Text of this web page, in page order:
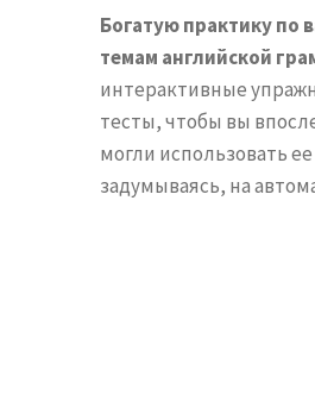
Богатую практику по
темам английской
интерактивные
тесты, чтобы вы
могли использовать
задумываясь, на